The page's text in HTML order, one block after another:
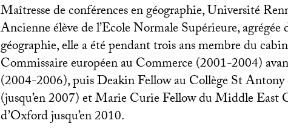
Maîtresse de conférences en géographie, Université
Ancienne élève de l’Ecole Normale Supérieure,
géographie, elle a été pendant trois ans membre du
Commissaire européen au Commerce (2001-2004)
(2004-2006), puis Deakin Fellow au Collège St Antony
(jusqu’en 2007) et Marie Curie Fellow du Middle East
d’Oxford jusqu’en 2010.